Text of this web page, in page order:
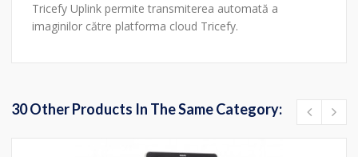
Tricefy Uplink permite transmiterea automată a
imaginilor către platforma cloud Tricefy.
30 Other Products In The Same Category: